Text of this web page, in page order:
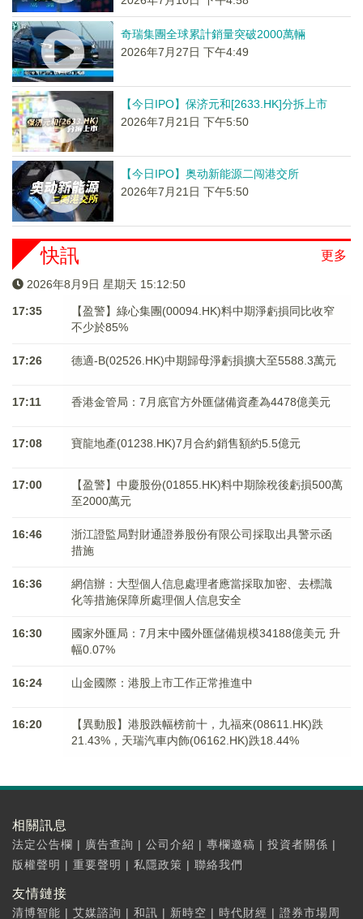
奇瑞集團全球累計銷量突破2000萬輛
2026年7月27日 下午4:49
【今日IPO】保济元和[2633.HK]分拆上市
2026年7月21日 下午5:50
【今日IPO】奥动新能源二闯港交所
2026年7月21日 下午5:50
更多
快訊
2026年8月9日 星期天 15:12:51
17:35
【盈警】綠心集團(00094.HK)料中期淨虧損同比收窄
不少於85%
17:26 德適-B(02526.HK)中期歸母淨虧損擴大至5588.3萬元
17:11 香港金管局：7月底官方外匯儲備資產為4478億美元
17:08 寶龍地產(01238.HK)7月合約銷售額約5.5億元
17:00
【盈警】中慶股份(01855.HK)料中期除稅後虧損500萬
至2000萬元
16:46
浙江證監局對財通證券股份有限公司採取出具警示函
措施
16:36
網信辦：大型個人信息處理者應當採取加密、去標識
化等措施保障所處理個人信息安全
16:30
國家外匯局：7月末中國外匯儲備規模34188億美元 升
幅0.07%
16:24 山金國際：港股上市工作正常推進中
16:20
【異動股】港股跌幅榜前十，九福來(08611.HK)跌
21.43%，天瑞汽車内飾(06162.HK)跌18.44%
相關訊息
法定公告欄 | 廣告查詢 | 公司介紹 | 專欄邀稿 | 投資者關係 |
版權聲明 | 重要聲明 | 私隱政策 | 聯絡我們
友情鏈接
清博智能 | 艾媒諮詢 | 和訊 | 新時空 | 時代財經 | 證券市場周